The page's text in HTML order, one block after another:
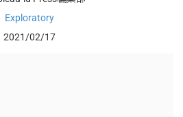
Exploratory
2021/02/17